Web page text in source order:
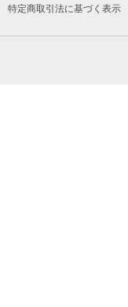
特定商取引法に基づく表示